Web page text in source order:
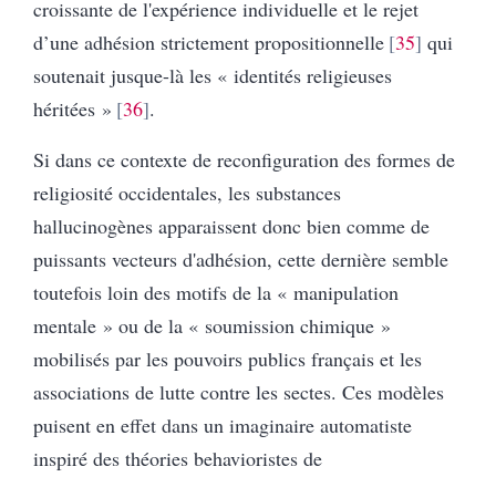
croissante de l'expérience individuelle et le rejet
d’une adhésion strictement propositionnelle 35 qui
soutenait jusque-là les « identités religieuses
héritées » 36 .
Si dans ce contexte de reconfiguration des formes de
religiosité occidentales, les substances
hallucinogènes apparaissent donc bien comme de
puissants vecteurs d'adhésion, cette dernière semble
toutefois loin des motifs de la « manipulation
mentale » ou de la « soumission chimique »
mobilisés par les pouvoirs publics français et les
associations de lutte contre les sectes. Ces modèles
puisent en effet dans un imaginaire automatiste
inspiré des théories behavioristes de